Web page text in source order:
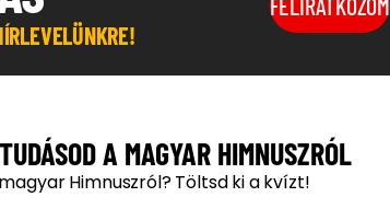
A MAGYAR HIMNUSZRÓL
Himnuszról? Töltsd ki a kvízt!